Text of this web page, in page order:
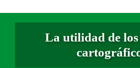
La utilidad de los